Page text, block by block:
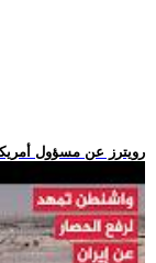
.. رويترز عن مسؤول